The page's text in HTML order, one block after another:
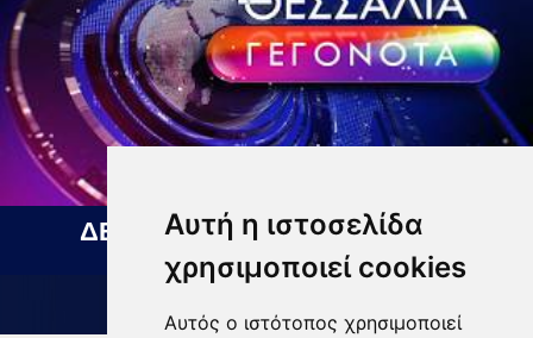
Αυτή η ιστοσελίδα
χρησιμοποιεί cookies
Αυτός ο ιστότοπος χρησιμοποιεί
ΔΕΛΤΙΟ ΕΙΔΗΣΕΩΝ 06 08 2026